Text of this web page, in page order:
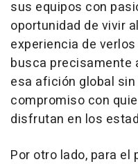
sus equipos con
oportunidad de vivir
experiencia de
busca precisamente
esa afición global
compromiso con
disfrutan en los
Por otro lado, para el